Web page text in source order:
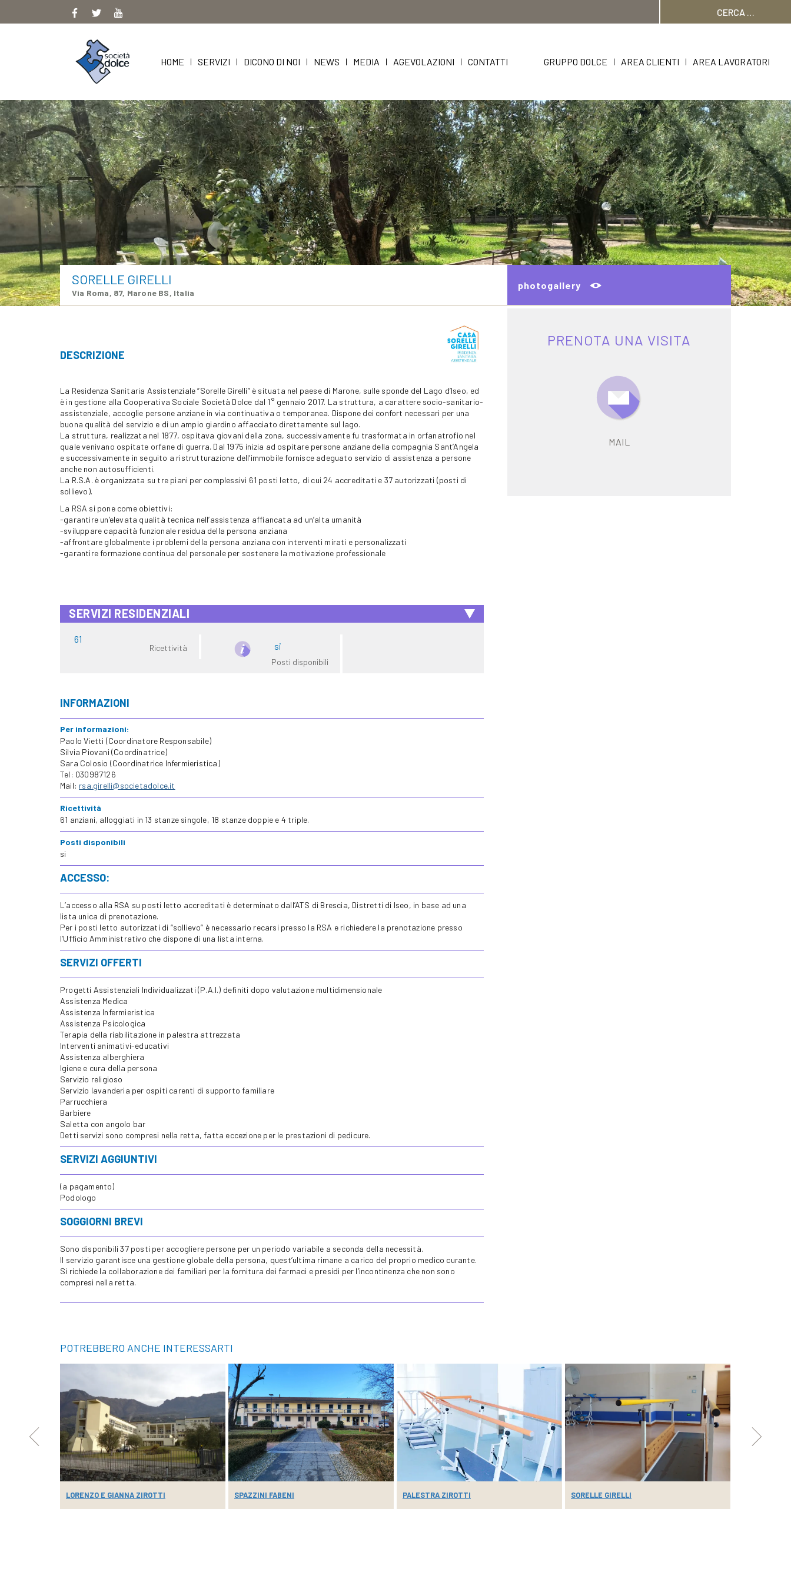
HOME | SERVIZI | DICONO DI NOI | NEWS | MEDIA | AGEVOLAZIONI | CONTATTI GRUPPO DOLCE | AREA CLIENTI | AREA LAVORATORI
SORELLE GIRELLI
Via Roma, 87, Marone BS, Italia
photogallery
DESCRIZIONE
La Residenza Sanitaria Assistenziale “Sorelle Girelli” è situata nel paese di Marone, sulle sponde del Lago d’Iseo, ed
è in gestione alla Cooperativa Sociale Società Dolce dal 1° gennaio 2017. La struttura, a carattere socio-sanitario-
assistenziale, accoglie persone anziane in via continuativa o temporanea. Dispone dei confort necessari per una
buona qualità del servizio e di un ampio giardino affacciato direttamente sul lago.
La struttura, realizzata nel 1877, ospitava giovani della zona, successivamente fu trasformata in orfanatrofio nel
quale venivano ospitate orfane di guerra. Dal 1975 inizia ad ospitare persone anziane della compagnia Sant’Angela
e successivamente in seguito a ristrutturazione dell’immobile fornisce adeguato servizio di assistenza a persone
anche non autosufficienti.
La R.S.A. è organizzata su tre piani per complessivi 61 posti letto, di cui 24 accreditati e 37 autorizzati (posti di
sollievo).
La RSA si pone come obiettivi:
-garantire un’elevata qualità tecnica nell’assistenza affiancata ad un’alta umanità
-sviluppare capacità funzionale residua della persona anziana
-affrontare globalmente i problemi della persona anziana con interventi mirati e personalizzati
-garantire formazione continua del personale per sostenere la motivazione professionale
SERVIZI RESIDENZIALI
61
Ricettività si
Posti disponibili
INFORMAZIONI
Per informazioni:
Paolo Vietti (Coordinatore Responsabile)
Silvia Piovani (Coordinatrice)
Sara Colosio (Coordinatrice Infermieristica)
Tel: 030987126
Mail: rsa.girelli@societadolce.it
Ricettività
61 anziani, alloggiati in 13 stanze singole, 18 stanze doppie e 4 triple.
Posti disponibili
si
ACCESSO:
L’accesso alla RSA su posti letto accreditati è determinato dall’ATS di Brescia, Distretti di Iseo, in base ad una
lista unica di prenotazione.
Per i posti letto autorizzati di “sollievo” è necessario recarsi presso la RSA e richiedere la prenotazione presso
l’Ufficio Amministrativo che dispone di una lista interna.
SERVIZI OFFERTI
Progetti Assistenziali Individualizzati (P.A.I.) definiti dopo valutazione multidimensionale
Assistenza Medica
Assistenza Infermieristica
Assistenza Psicologica
Terapia della riabilitazione in palestra attrezzata
Interventi animativi-educativi
Assistenza alberghiera
Igiene e cura della persona
Servizio religioso
Servizio lavanderia per ospiti carenti di supporto familiare
Parrucchiera
Barbiere
Saletta con angolo bar
Detti servizi sono compresi nella retta, fatta eccezione per le prestazioni di pedicure.
SERVIZI AGGIUNTIVI
(a pagamento)
Podologo
SOGGIORNI BREVI
Sono disponibili 37 posti per accogliere persone per un periodo variabile a seconda della necessità.
Il servizio garantisce una gestione globale della persona, quest’ultima rimane a carico del proprio medico curante.
Si richiede la collaborazione dei familiari per la fornitura dei farmaci e presidi per l’incontinenza che non sono
compresi nella retta.
PRENOTA UNA VISITA
MAIL
POTREBBERO ANCHE INTERESSARTI
LORENZO E GIANNA ZIROTTI SPAZZINI FABENI PALESTRA ZIROTTI SORELLE GIRELLI